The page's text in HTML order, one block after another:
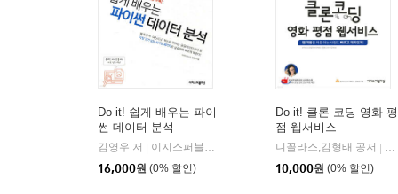
Do it! 쉽게 배우는 파이
썬 데이터 분석
김영우 저 | 이지스퍼블리싱 (주)
16,000원 (0% 할인)
Do it! 클론 코딩 영화 평
점 웹서비스
니꼴라스,김형태 공저 |
10,000원 (0% 할인)